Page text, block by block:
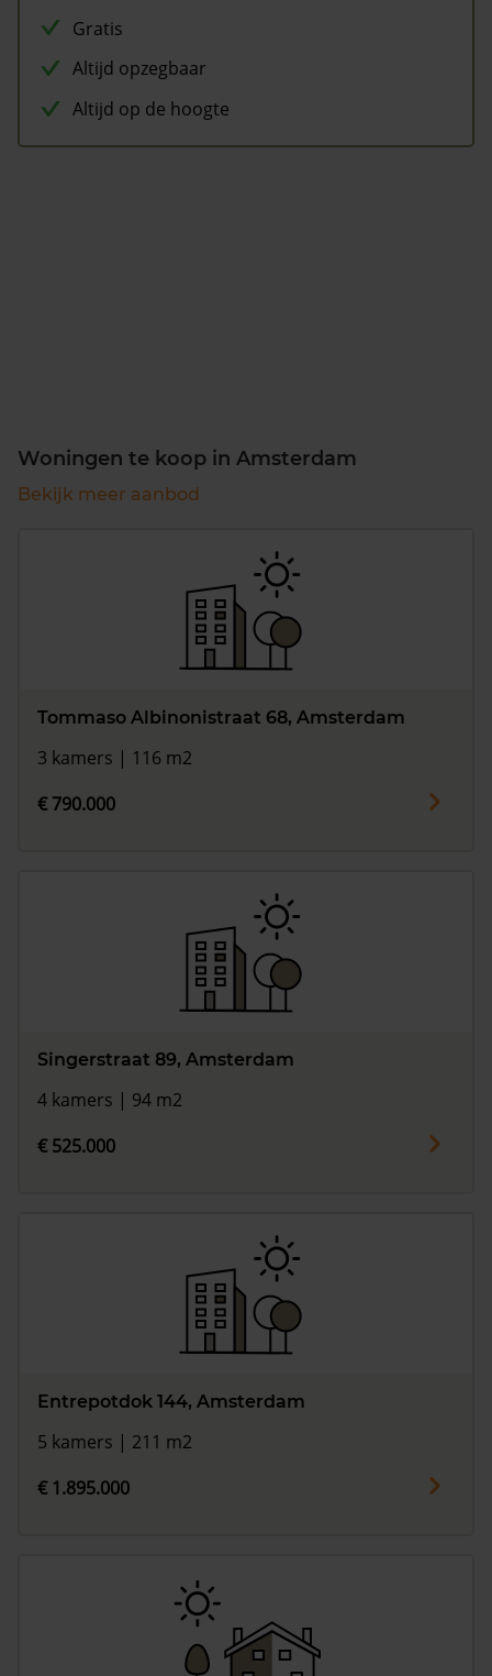
Gratis
Altijd opzegbaar
Altijd op de hoogte
Woningen te koop in Amsterdam
Bekijk meer aanbod
Tommaso Albinonistraat 68, Amsterdam
3 kamers | 116 m2
€ 790.000
Singerstraat 89, Amsterdam
4 kamers | 94 m2
€ 525.000
Entrepotdok 144, Amsterdam
5 kamers | 211 m2
€ 1.895.000